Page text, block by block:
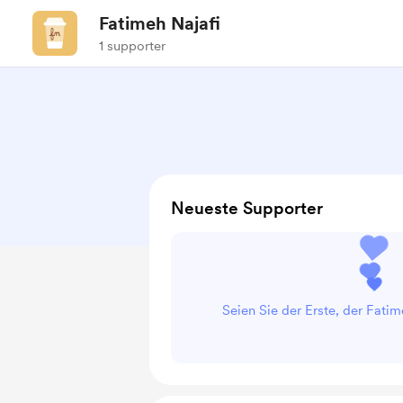
Fatimeh Najafi
1 supporter
Neueste Supporter
Seien Sie der Erste, der